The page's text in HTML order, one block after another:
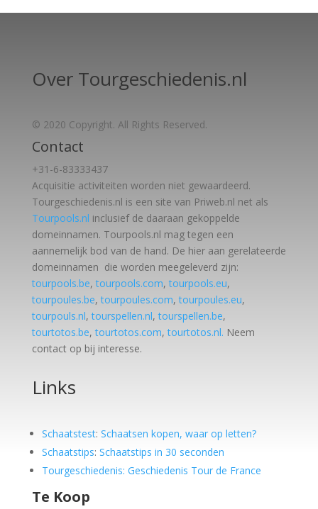
Over Tourgeschiedenis.nl
© 2020 Copyright. All Rights Reserved.
Contact
+31-6-83333437
Acquisitie activiteiten worden niet gewaardeerd.
Tourgeschiedenis.nl is een site van Priweb.nl net als
Tourpools.nl inclusief de daaraan gekoppelde
domeinnamen. Tourpools.nl mag tegen een
aannemelijk bod van de hand. De hier aan gerelateerde
domeinnamen die worden meegeleverd zijn:
tourpools.be,tourpools.com,tourpools.eu,
tourpoules.be,tourpoules.com,tourpoules.eu,
tourpouls.nl,tourspellen.nl,tourspellen.be,
tourtotos.be,tourtotos.com,tourtotos.nl. Neem
contact op bij interesse.
Links
Schaatstest: Schaatsen kopen, waar op letten?
Schaatstips: Schaatstips in 30 seconden
Tourgeschiedenis: Geschiedenis Tour de France
Te Koop